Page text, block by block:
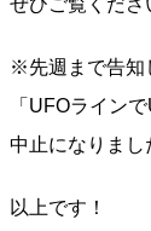
※先週まで告知
「UFOライン
中止になりまし
以上です！